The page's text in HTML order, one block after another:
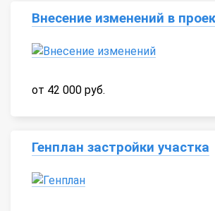
Внесение изменений в
от 42 000 руб.
Генплан застройки участка